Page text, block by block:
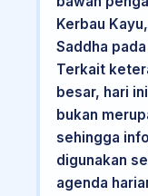
Kerbau
Saddha
Terkait
besar, hari
bukan
sehingga
digunakan
agenda